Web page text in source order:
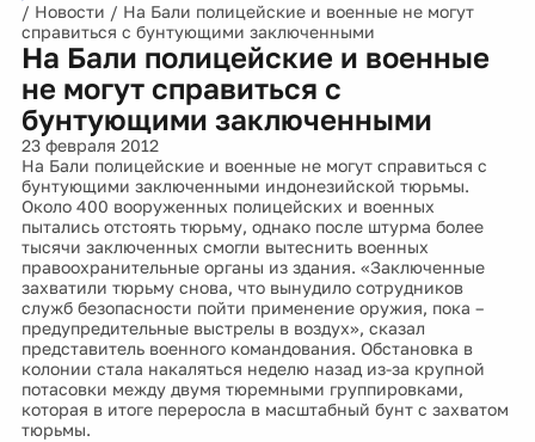
/ Новости / На Бали полицейские и военные не могут
справиться с бунтующими заключенными
На Бали полицейские и военные
не могут справиться с
бунтующими заключенными
23 февраля 2012
На Бали полицейские и военные не могут справиться с
бунтующими заключенными индонезийской тюрьмы.
Около 400 вооруженных полицейских и военных
пытались отстоять тюрьму, однако после штурма более
тысячи заключенных смогли вытеснить военных
правоохранительные органы из здания. «Заключенные
захватили тюрьму снова, что вынудило сотрудников
служб безопасности пойти применение оружия, пока –
предупредительные выстрелы в воздух», сказал
представитель военного командования. Обстановка в
колонии стала накаляться неделю назад из-за крупной
потасовки между двумя тюремными группировками,
которая в итоге переросла в масштабный бунт с захватом
тюрьмы.